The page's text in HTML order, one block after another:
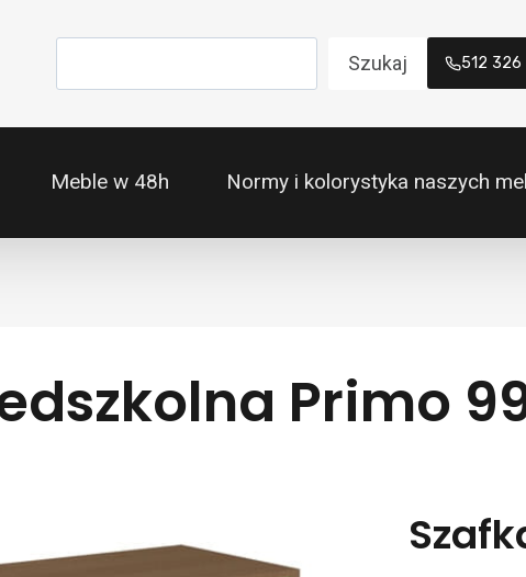
Szukaj 512 326
Meble w 48h Normy i kolorystyka naszych
Primo